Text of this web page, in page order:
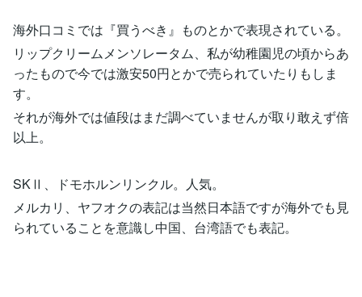
海外口コミでは『買うべき』ものとかで表現されている。
リップクリームメンソレータム、私が幼稚園児の頃からあ
ったもので今では激安50円とかで売られていたりもしま
す。
それが海外では値段はまだ調べていませんが取り敢えず倍
以上。
SKⅡ、ドモホルンリンクル。人気。
メルカリ、ヤフオクの表記は当然日本語ですが海外でも見
られていることを意識し中国、台湾語でも表記。